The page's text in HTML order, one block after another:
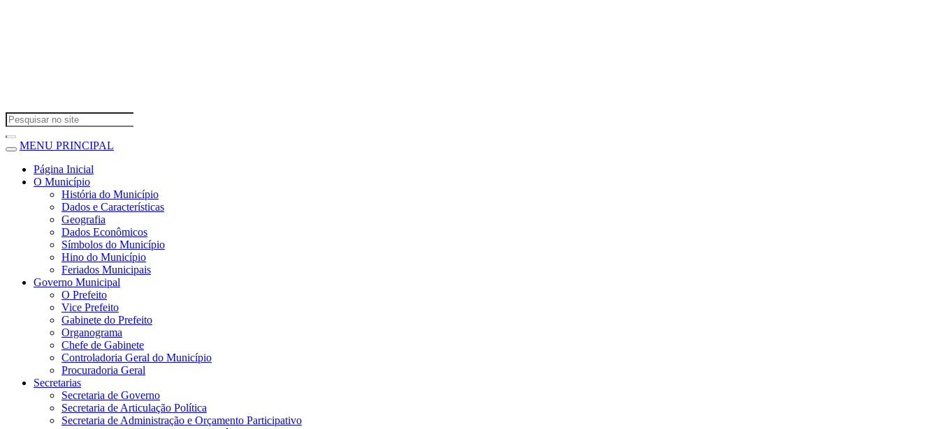
MENU PRINCIPAL
Página Inicial
O Município
História do Município
Dados e Características
Geografia
Dados Econômicos
Símbolos do Município
Hino do Município
Feriados Municipais
Governo Municipal
O Prefeito
Vice Prefeito
Gabinete do Prefeito
Organograma
Chefe de Gabinete
Controladoria Geral do Município
Procuradoria Geral
Secretarias
Secretaria de Governo
Secretaria de Articulação Política
Secretaria de Administração e Orçamento Participativo